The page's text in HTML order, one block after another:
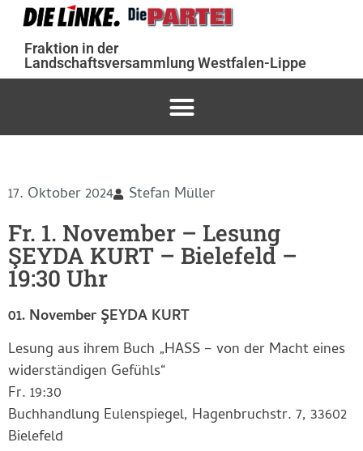
Fraktion in der
Landschaftsversammlung Westfalen-Lippe
17. Oktober 2024 Stefan Müller
Fr. 1. November – Lesung
ŞEYDA KURT – Bielefeld –
19:30 Uhr
01. November ŞEYDA KURT
Lesung aus ihrem Buch „HASS – von der Macht eines
widerständigen Gefühls“
Fr. 19:30
Buchhandlung Eulenspiegel, Hagenbruchstr. 7, 33602
Bielefeld